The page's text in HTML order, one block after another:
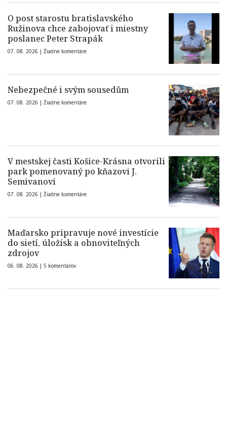
O post starostu bratislavského
Ružinova chce zabojovať i miestny
poslanec Peter Strapák
07. 08. 2026 | Žiadne komentáre
Nebezpečné i svým sousedům
07. 08. 2026 | Žiadne komentáre
V mestskej časti Košice-Krásna otvorili
park pomenovaný po kňazovi J.
Semivanovi
07. 08. 2026 | Žiadne komentáre
Maďarsko pripravuje nové investície
do sietí, úložísk a obnoviteľných
zdrojov
06. 08. 2026 | 5 komentárov